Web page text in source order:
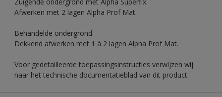
Afwerken met 2 lagen Alpha Prof Mat.
Behandelde ondergrond.
Dekkend afwerken met 1 à 2 lagen Alpha Prof Mat.
Voor gedetailleerde toepassingsinstructies verwijzen wij
naar het technische documentatieblad van dit product.